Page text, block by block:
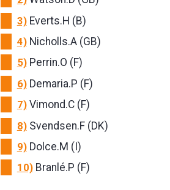
3)Everts.H (B)
4)Nicholls.A (GB)
5)Perrin.O (F)
6)Demaria.P (F)
7)Vimond.C (F)
8)Svendsen.F (DK)
9)Dolce.M (I)
10)Branlé.P (F)